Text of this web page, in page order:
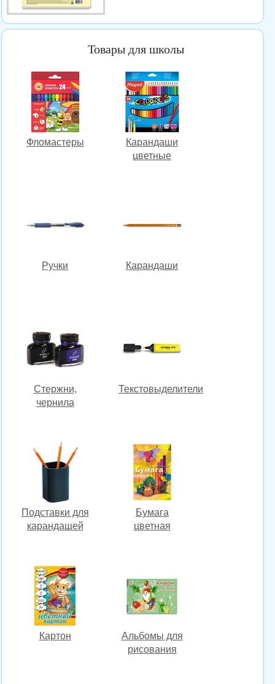
Товары для школы
Фломастеры
Карандаши
цветные
Ручки Карандаши
Стержни,
чернила
Текстовыделители
Подставки для
карандашей
Бумага
цветная
Картон
Альбомы для
рисования